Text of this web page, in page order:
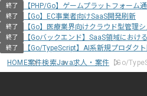
終了 【PHP/Go】ゲームプラットフォーム
終了 【Go】EC事業者向けSaaS開発刷新
終了 【Go】医療業界向けクラウド型管理
終了 【Goバックエンド】SaaS領域にお
終了
【Go/TypeScript】AI系新規プロダク
HOME案件検索Java求人・案件 【Go/